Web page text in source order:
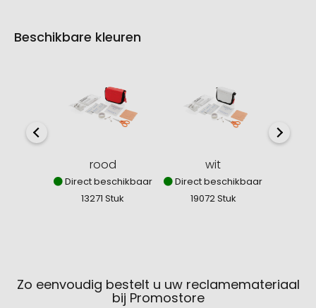
Beschikbare kleuren
rood
Direct beschikbaar
13271 Stuk
wit
Direct beschikbaar
19072 Stuk
Zo eenvoudig bestelt u uw reclamemateriaal
bij Promostore